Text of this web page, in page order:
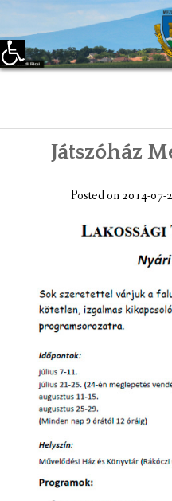
Eszköztár megnyitása
KEZDŐLAP
TELEPÜLÉSÜNKRŐL
LÁTNIVALÓK
ÖNKORMÁNYZAT
VÁLASZTÁSI
NEMZETISÉGI
TÁRSULÁS
PÁLYÁZATOK
Játszóház
Posted on2014-07-